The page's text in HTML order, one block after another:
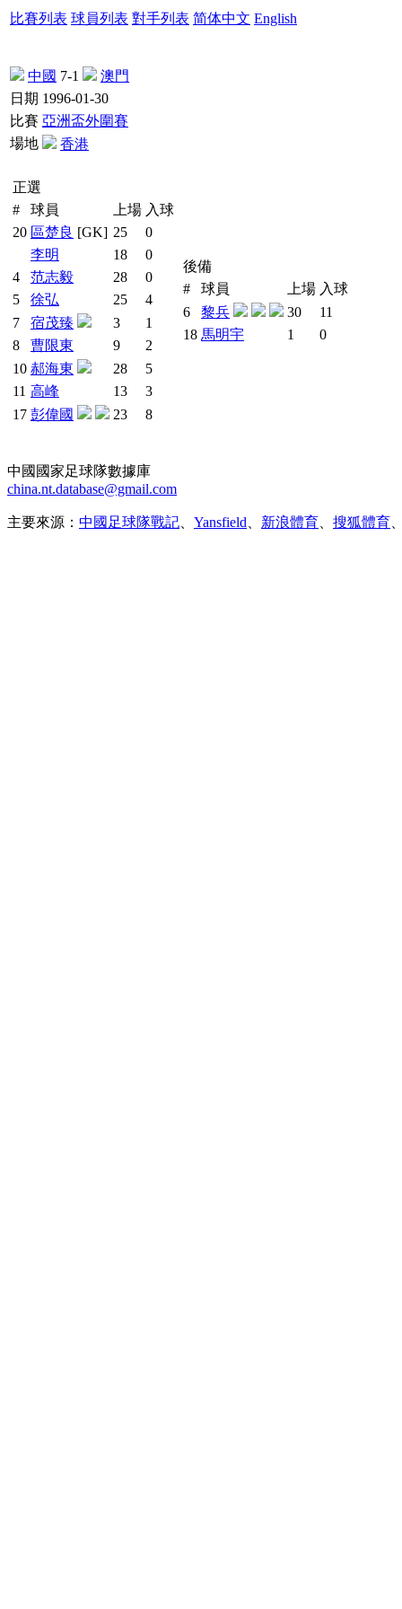
比賽列表 球員列表 對手列表 简体中文 English
中國 7-1
澳門
日期 1996-01-30
比賽 亞洲盃外圍賽
場地
香港
正選
#
球員 上場 入球
20 區楚良 [GK] 25
0
李明
18
0
4
范志毅 28
0
5
徐弘 25
4
7
宿茂臻 3
1
8
曹限東 9
2
10 郝海東 28
5
11 高峰 13
3
17 彭偉國 23 8
後備
#
球員 上場 入球
6
黎兵 30
11
18 馬明宇 1 0
中國國家足球隊數據庫
china.nt.database@gmail.com
主要來源： 中國足球隊戰記 Yansfield 新浪體育 搜狐體育